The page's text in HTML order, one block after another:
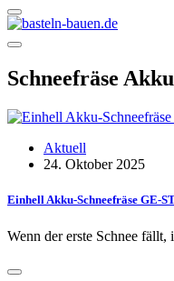
Schneefräse Akku
Aktuell
24. Oktober 2025
Einhell Akku-Schneefräse GE-
Wenn der erste Schnee